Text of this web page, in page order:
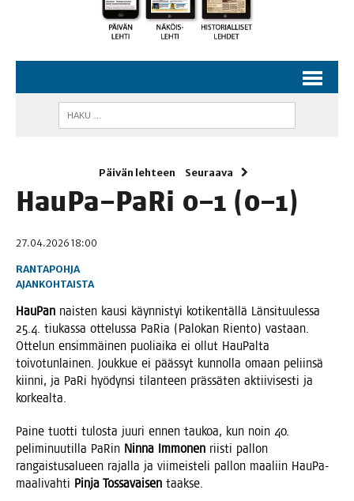
Päivän lehteen Seuraava
HauPa–PaRi 0–1 (0–1)
27.04.2026 18:00
RANTAPOHJA
AJANKOHTAISTA
Hau­Pan nais­ten kausi käyn­nis­tyi koti­ken­täl­lä Län­si­tuu­les­sa
25.4. tiu­kas­sa otte­lus­sa PaRia (Palo­kan Rien­to) vas­taan.
Otte­lun ensim­mäi­nen puo­liai­ka ei ollut Hau­Pal­ta
toi­vo­tun­lai­nen. Jouk­kue ei pääs­syt kun­nol­la omaan peliin­sä
kiin­ni, ja PaRi hyö­dyn­si tilan­teen präs­sä­ten aktii­vi­ses­ti ja
korkealta.
Pai­ne tuot­ti tulos­ta juu­ri ennen tau­koa, kun noin 40.
peli­mi­nuu­til­la PaRin Nin­na Immo­nen riis­ti pal­lon
ran­gais­tusa­lu­een rajal­la ja vii­meis­te­li pal­lon maa­liin Hau­Pa-
maa­li­vah­ti Pin­ja Tos­sa­vai­sen taakse.